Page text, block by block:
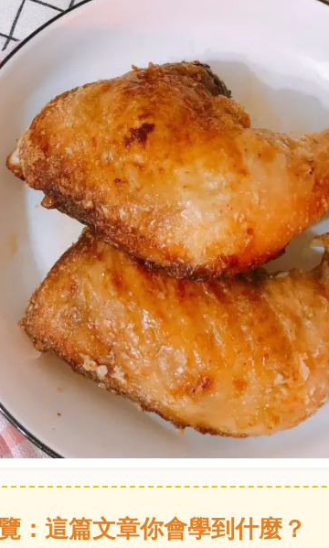
：這篇文章你會學到什麼？